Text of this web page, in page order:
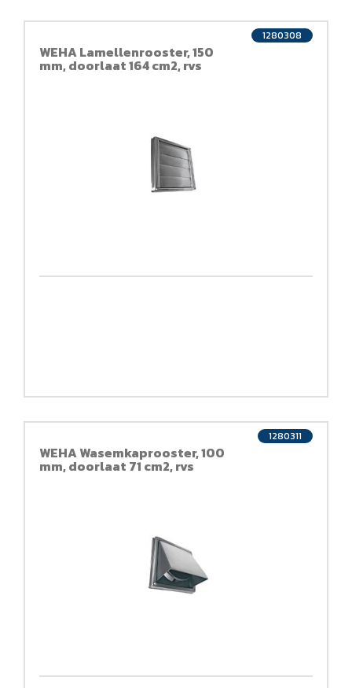
WEHA Lamellenrooster, 150
mm, doorlaat 164 cm2, rvs
1280308
WEHA Wasemkaprooster, 100
mm, doorlaat 71 cm2, rvs
1280311